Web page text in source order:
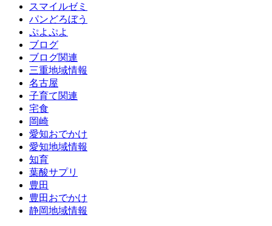
スマイルゼミ
パンどろぼう
ぷよぷよ
ブログ
ブログ関連
三重地域情報
名古屋
子育て関連
宅食
岡崎
愛知おでかけ
愛知地域情報
知育
葉酸サプリ
豊田
豊田おでかけ
静岡地域情報